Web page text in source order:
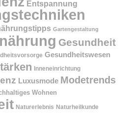
Entspannung
Gartengestaltung
Gesundheit
Gesundheitswesen
Inneneinrichtung
Luxusmode Modetrends
Wohnen
Naturerlebnis Naturheilkunde